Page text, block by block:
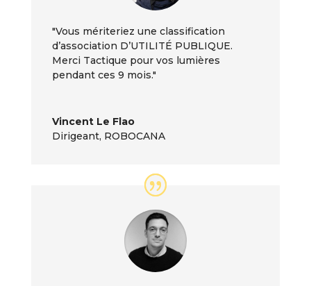
"Vous mériteriez une classification
d’association D’UTILITÉ PUBLIQUE.
Merci Tactique pour vos lumières
pendant ces 9 mois."
Vincent Le Flao
Dirigeant, ROBOCANA